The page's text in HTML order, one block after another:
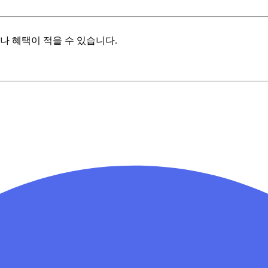
혜택이 적을 수 있습니다.